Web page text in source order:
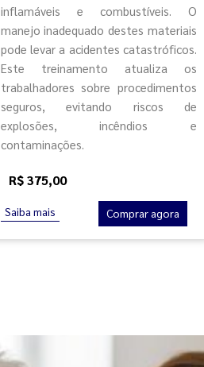
inflamáveis e combustíveis. O
manejo inadequado destes materiais
pode levar a acidentes catastróficos.
Este treinamento atualiza os
trabalhadores sobre procedimentos
seguros, evitando riscos de
explosões, incêndios e
contaminações.
R$ 375,00
Saiba mais Comprar agora